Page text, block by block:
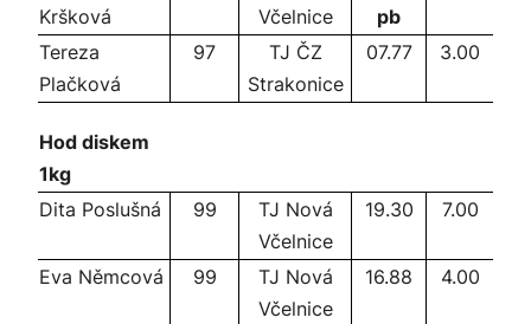
Kršková
Včelnice
pb
Tereza
Plačková
97
TJ ČZ
Strakonice
07.77 3.00
Hod diskem
1kg
Dita Poslušná
99
TJ Nová
Včelnice
19.30 7.00
Eva Němcová 99
TJ Nová
Včelnice
16.88 4.00